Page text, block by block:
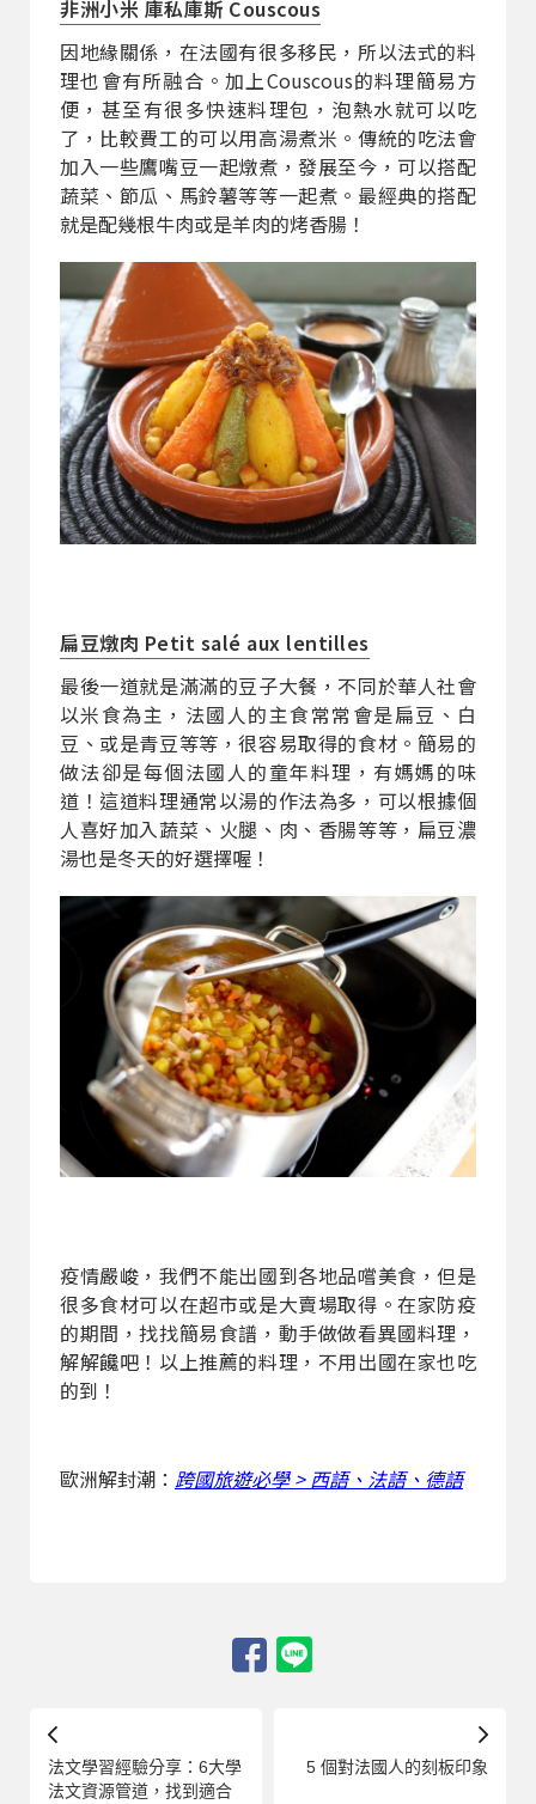
非洲小米 庫私庫斯 Couscous
因地緣關係，在法國有很多移民，所以法式的料
理也會有所融合。加上Couscous的料理簡易方
便，甚至有很多快速料理包，泡熱水就可以吃
了，比較費工的可以用高湯煮米。傳統的吃法會
加入一些鷹嘴豆一起燉煮，發展至今，可以搭配
蔬菜、節瓜、馬鈴薯等等一起煮。最經典的搭配
就是配幾根牛肉或是羊肉的烤香腸！
扁豆燉肉 Petit salé aux lentilles
最後一道就是滿滿的豆子大餐，不同於華人社會
以米食為主，法國人的主食常常會是扁豆、白
豆、或是青豆等等，很容易取得的食材。簡易的
做法卻是每個法國人的童年料理，有媽媽的味
道！這道料理通常以湯的作法為多，可以根據個
人喜好加入蔬菜、火腿、肉、香腸等等，扁豆濃
湯也是冬天的好選擇喔！
疫情嚴峻，我們不能出國到各地品嚐美食，但是
很多食材可以在超市或是大賣場取得。在家防疫
的期間，找找簡易食譜，動手做做看異國料理，
解解饞吧！以上推薦的料理，不用出國在家也吃
的到！
歐洲解封潮： 跨國旅遊必學 > 西語、法語、德語
法文學習經驗分享：6大學
法文資源管道，找到適合
5 個對法國人的刻板印象